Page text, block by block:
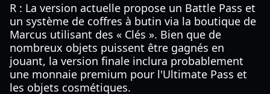
R : La version actuelle propose un Battle Pass et
un système de coffres à butin via la boutique de
Marcus utilisant des « Clés ». Bien que de
nombreux objets puissent être gagnés en
jouant, la version finale inclura probablement
une monnaie premium pour l'Ultimate Pass et
les objets cosmétiques.